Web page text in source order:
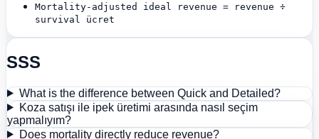
Mortality-adjusted ideal revenue = revenue ÷
survival ücret
SSS
What is the difference between Quick and Detailed?
Koza satışı ile ipek üretimi arasında nasıl seçim
yapmalıyım?
Does mortality directly reduce revenue?